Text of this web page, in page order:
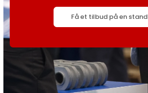
Få et tilbud på en stand